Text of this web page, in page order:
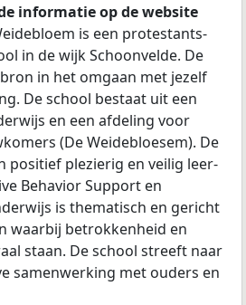
informatie op de website
is een protestants-
in de wijk Schoonvelde. De
in het omgaan met jezelf
De school bestaat uit een
en een afdeling voor
(De Weidebloesem). De
positief plezierig en veilig leer-
Behavior Support en
is thematisch en gericht
waarbij betrokkenheid en
staan. De school streeft naar
samenwerking met ouders en